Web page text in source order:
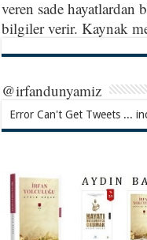
veren sade hayatlardan
bilgiler verir. Kaynak
@irfandunyamiz
Error Can't Get Tweets ...